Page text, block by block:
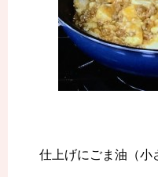
仕上げにごま油（小